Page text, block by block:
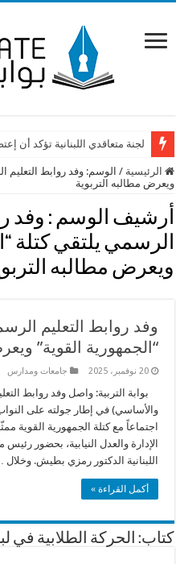
لجنة متعاقدي اللبنانية تؤكد أن
الرئيسية / الوسم:وفد روابط التعليم
ويعرض مطالبه التربوية
أرشيف الوسم : وفد
الرسمي يلتقي كتلة
ويعرض مطالبه
وفد روابط التعليم
“الجمهورية القوية”
20 نوفمبر، 2025 جامعات ومدارس
بوابة التربية: واصل وفد روابط
والأساسي) في إطار جولته على النواب
اجتماعاً مع كتلة الجمهورية القوية
الإدارة والعدل النيابية، بحضور
اللبنانية الدكتور رمزي بطيش.
أكمل القراءة »
كتاب: الحركة الطلابية في